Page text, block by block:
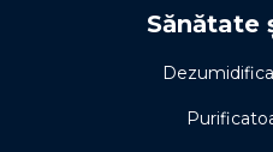
Sănătate